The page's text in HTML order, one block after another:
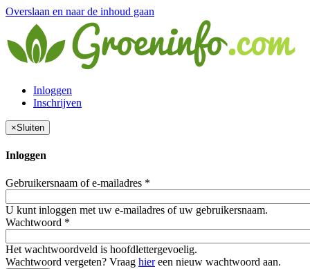
Overslaan en naar de inhoud gaan
Inloggen
Inschrijven
×Sluiten
Inloggen
Gebruikersnaam of e-mailadres *
U kunt inloggen met uw e-mailadres of uw gebruikersnaam.
Wachtwoord *
Het wachtwoordveld is hoofdlettergevoelig.
Wachtwoord vergeten? Vraag hiereen nieuw wachtwoord aan.